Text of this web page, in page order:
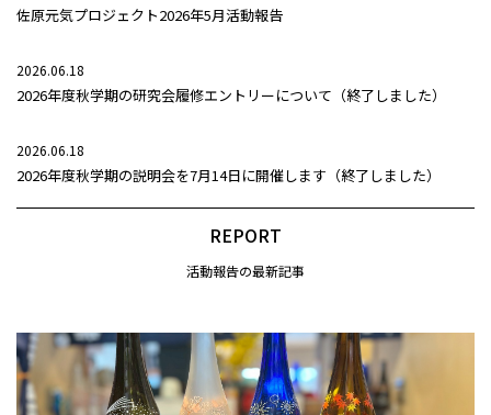
佐原元気プロジェクト2026年5月活動報告
2026.06.18
2026年度秋学期の研究会履修エントリーについて（終了しました）
2026.06.18
2026年度秋学期の説明会を7月14日に開催します（終了しました）
REPORT
活動報告の最新記事